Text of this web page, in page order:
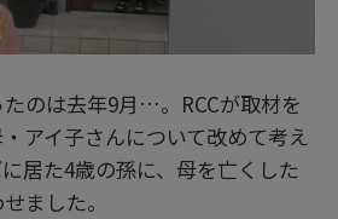
のは去年9月…。RCCが取材を
アイ子さんについて改めて考え
居た4歳の孫に、母を亡くした
ました。